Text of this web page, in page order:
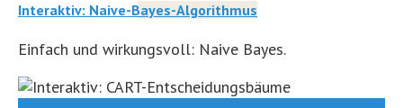
Interaktiv: Naive-Bayes-Algorithmus
Einfach und wirkungsvoll: Naive Bayes.